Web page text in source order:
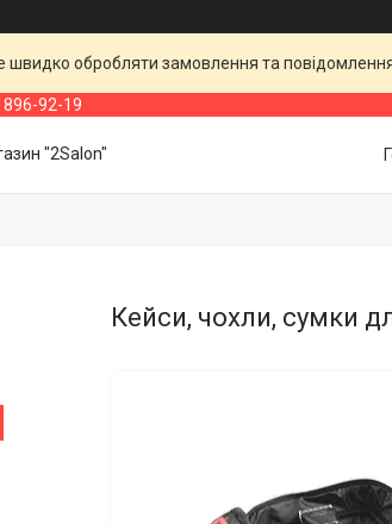
обробляти замовлення та
896-92-19
"2Salon"
Кейси, чохли, сумки